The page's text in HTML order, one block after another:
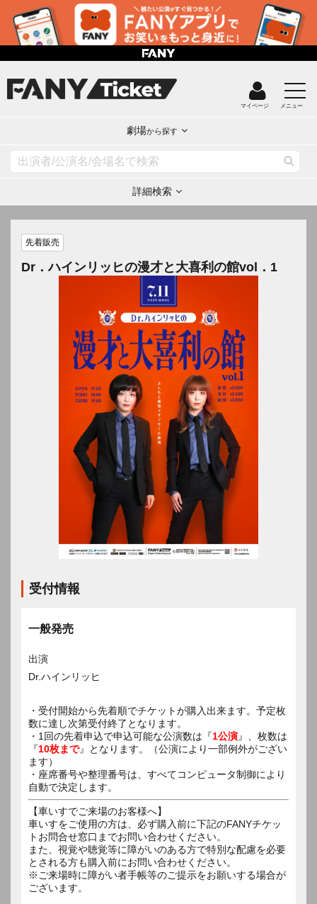
マイページ メニュー
劇場から探す
詳細検索
先着販売
Dr．ハインリッヒの漫才と大喜利の館vol．1
受付情報
一般発売
出演
Dr.ハインリッヒ
・受付開始から先着順でチケットが購入出来ます。予定枚
数に達し次第受付終了となります。
・1回の先着申込で申込可能な公演数は『1公演』、枚数は
『10枚まで』となります。（公演により一部例外がござい
ます）
・座席番号や整理番号は、すべてコンピュータ制御により
自動で決定します。
【車いすでご来場のお客様へ】
車いすをご使用の方は、必ず購入前に下記のFANYチケッ
トお問合せ窓口までお問い合わせください。
また、視覚や聴覚等に障がいのある方で特別な配慮を必要
とされる方も購入前にお問い合わせください。
※ご来場時に障がい者手帳等のご提示をお願いする場合が
ございます。